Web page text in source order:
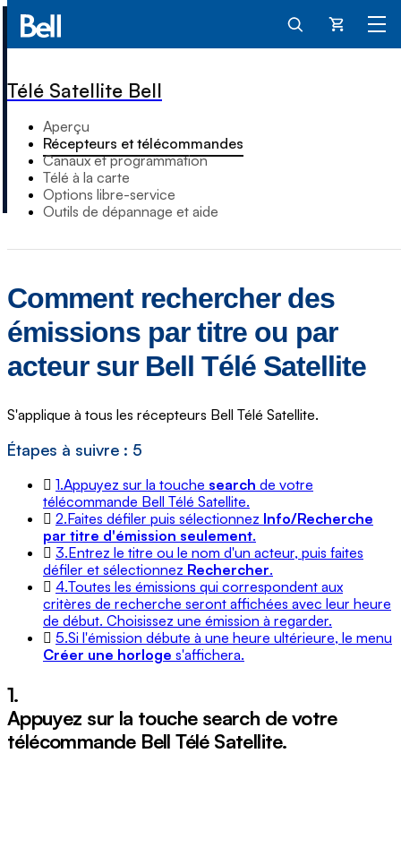
Panier
Télé Satellite Bell
Aperçu
Récepteurs et télécommandes
Canaux et programmation
Télé à la carte
Options libre-service
Outils de dépannage et aide
Comment rechercher des
émissions par titre ou par
acteur sur Bell Télé Satellite
S'applique à tous les récepteurs Bell Télé Satellite.
Étapes à suivre : 5
1.Appuyez sur la touche search de votre
télécommande Bell Télé Satellite.
2.Faites défiler puis sélectionnez Info/Recherche
par titre d'émission seulement.
3.Entrez le titre ou le nom d'un acteur, puis faites
défiler et sélectionnez Rechercher.
4.Toutes les émissions qui correspondent aux
critères de recherche seront affichées avec leur heure
de début. Choisissez une émission à regarder.
5.Si l'émission débute à une heure ultérieure, le menu
Créer une horloge s'affichera.
1.
Appuyez sur la touche search de votre
télécommande Bell Télé Satellite.